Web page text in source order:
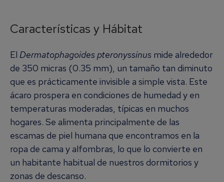
Características y Hábitat
El Dermatophagoides pteronyssinus mide alrededor
de 350 micras (0.35 mm), un tamaño tan diminuto
que es prácticamente invisible a simple vista. Este
ácaro prospera en condiciones de humedad y en
temperaturas moderadas, típicas en muchos
hogares. Se alimenta principalmente de las
escamas de piel humana que encontramos en la
ropa de cama y alfombras, lo que lo convierte en
un habitante habitual de nuestros dormitorios y
zonas de descanso.